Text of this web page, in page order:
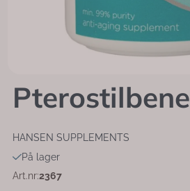
Pterostilbene
HANSEN SUPPLEMENTS
På lager
Art.nr:2367